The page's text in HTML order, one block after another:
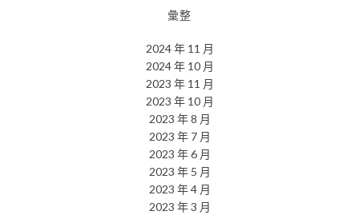
彙整
2024 年 11 月
2024 年 10 月
2023 年 11 月
2023 年 10 月
2023 年 8 月
2023 年 7 月
2023 年 6 月
2023 年 5 月
2023 年 4 月
2023 年 3 月